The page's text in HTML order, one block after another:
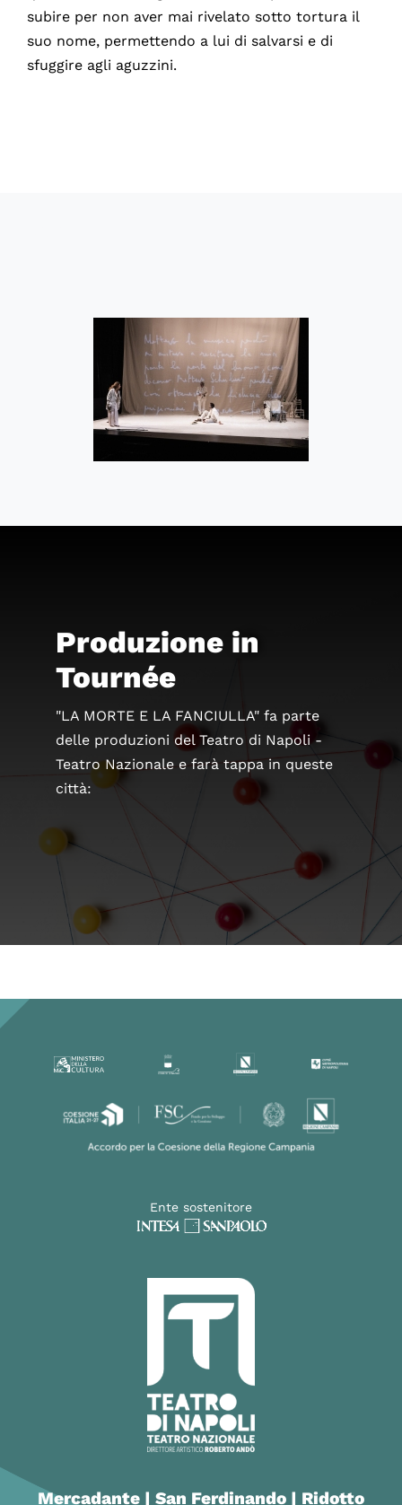
subire per non aver mai rivelato sotto tortura il
suo nome, permettendo a lui di salvarsi e di
sfuggire agli aguzzini.
Produzione in
Tournée
"LA MORTE E LA FANCIULLA" fa parte
delle produzioni del Teatro di Napoli -
Teatro Nazionale e farà tappa in queste
città:
Ente sostenitore
Mercadante | San Ferdinando | Ridotto